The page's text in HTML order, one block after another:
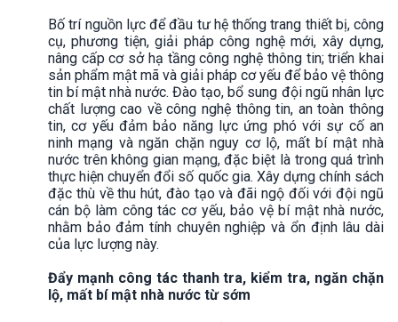
Bố trí nguồn lực để đầu tư hệ thống trang thiết bị, công
cụ, phương tiện, giải pháp công nghệ mới, xây dựng,
nâng cấp cơ sở hạ tầng công nghệ thông tin; triển khai
sản phẩm mật mã và giải pháp cơ yếu để bảo vệ thông
tin bí mật nhà nước. Đào tạo, bổ sung đội ngũ nhân lực
chất lượng cao về công nghệ thông tin, an toàn thông
tin, cơ yếu đảm bảo năng lực ứng phó với sự cố an
ninh mạng và ngăn chặn nguy cơ lộ, mất bí mật nhà
nước trên không gian mạng, đặc biệt là trong quá trình
thực hiện chuyển đổi số quốc gia. Xây dựng chính sách
đặc thù về thu hút, đào tạo và đãi ngộ đối với đội ngũ
cán bộ làm công tác cơ yếu, bảo vệ bí mật nhà nước,
nhằm bảo đảm tính chuyên nghiệp và ổn định lâu dài
của lực lượng này.
Đẩy mạnh công tác thanh tra, kiểm tra, ngăn chặn
lộ, mất bí mật nhà nước từ sớm